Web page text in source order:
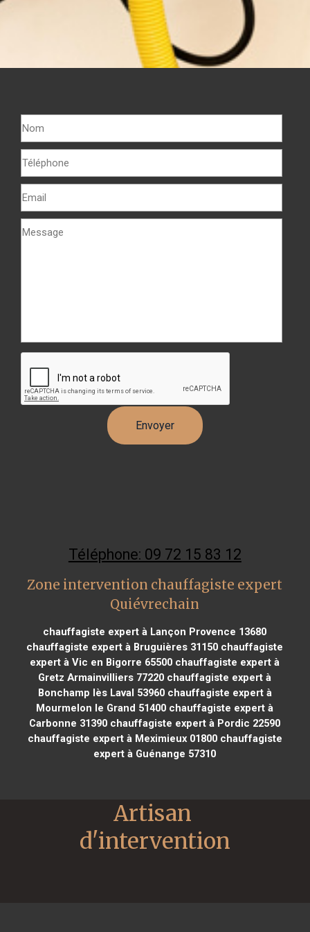
Téléphone: 09 72 15 83 12
Zone intervention chauffagiste expert
Quiévrechain
chauffagiste expert à Lançon Provence 13680
chauffagiste expert à Bruguières 31150 chauffagiste
expert à Vic en Bigorre 65500 chauffagiste expert à
Gretz Armainvilliers 77220 chauffagiste expert à
Bonchamp lès Laval 53960chauffagiste expert à
Mourmelon le Grand 51400 chauffagiste expert à
Carbonne 31390 chauffagiste expert à Pordic 22590
chauffagiste expert à Meximieux 01800chauffagiste
expert à Guénange 57310
Artisan
d'intervention